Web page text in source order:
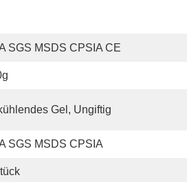
SGS MSDS CPSIA CE
Gel, Ungiftig
SGS MSDS CPSIA